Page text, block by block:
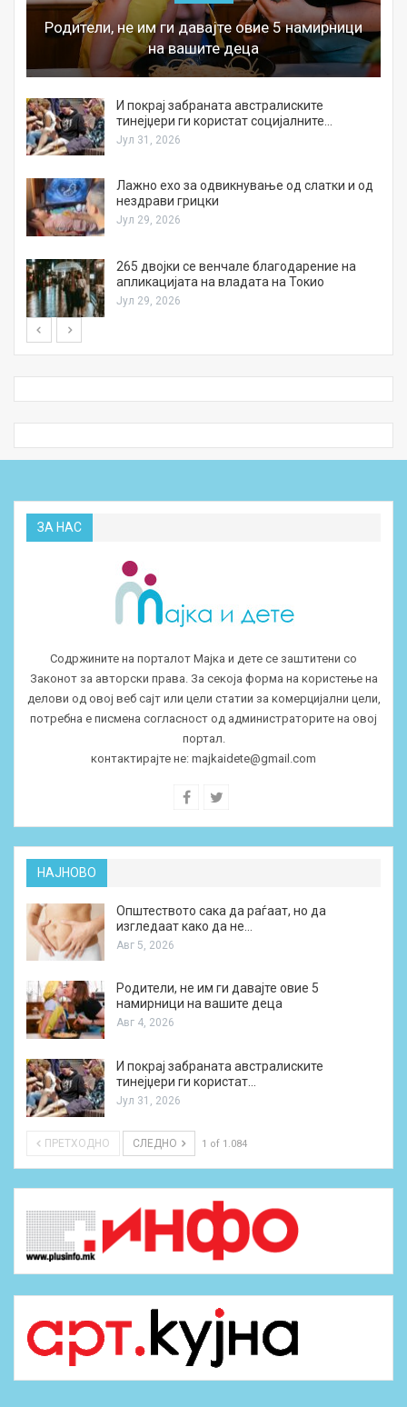
Родители, не им ги давајте овие 5 намирници
на вашите деца
И покрај забраната австралиските
тинејџери ги користат социјалните…
Јул 31, 2026
Лажно ехо за одвикнување од слатки и од
нездрави грицки
Јул 29, 2026
265 двојки се венчале благодарение на
апликацијата на владата на Токио
Јул 29, 2026
ЗА НАС
Содржините на порталот Мајка и дете се заштитени со
Законот за авторски права. За секоја форма на користење на
делови од овој веб сајт или цели статии за комерцијални цели,
потребна е писмена согласност од администраторите на овој
портал.
контактирајте не: majkaidete@gmail.com
НАЈНОВО
Општеството сака да раѓаат, но да
изгледаат како да не…
Авг 5, 2026
Родители, не им ги давајте овие 5
намирници на вашите деца
Авг 4, 2026
И покрај забраната австралиските
тинејџери ги користат…
Јул 31, 2026
ПРЕТХОДНО СЛЕДНО 1 of 1.084